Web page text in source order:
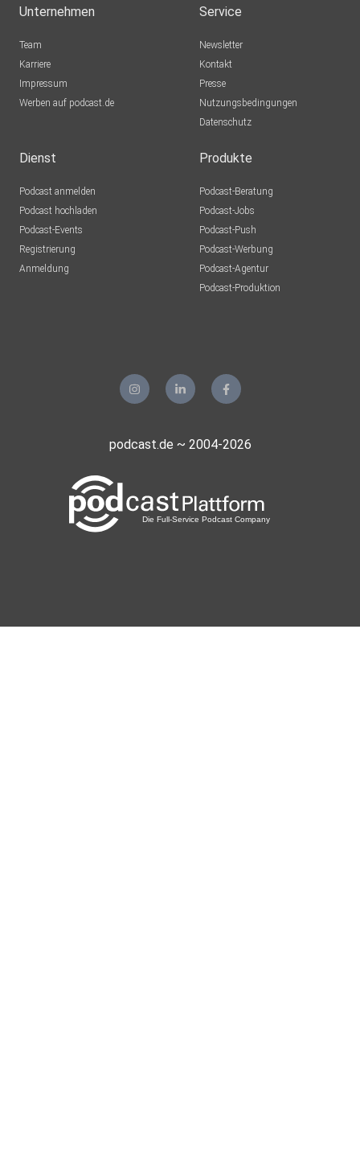
Unternehmen
Team
Karriere
Impressum
Werben auf podcast.de
Service
Newsletter
Kontakt
Presse
Nutzungsbedingungen
Datenschutz
Dienst
Podcast anmelden
Podcast hochladen
Podcast-Events
Registrierung
Anmeldung
Produkte
Podcast-Beratung
Podcast-Jobs
Podcast-Push
Podcast-Werbung
Podcast-Agentur
Podcast-Produktion
podcast.de ~ 2004-2026